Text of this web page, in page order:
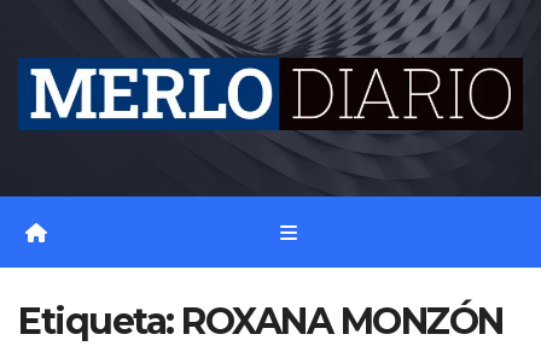
content
Etiqueta: ROXANA MONZÓN